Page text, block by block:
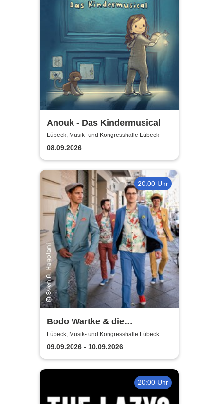
Anouk - Das Kindermusical
Lübeck, Musik- und Kongresshalle Lübeck
08.09.2026
20:00 Uhr
Bodo Wartke & die
SchönenGutenA-Band - In
guter Begleitung
Lübeck, Musik- und Kongresshalle Lübeck
09.09.2026 - 10.09.2026
20:00 Uhr